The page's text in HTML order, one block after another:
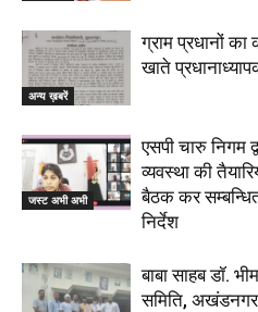
अन्य ख़बरें
ग्राम प्रधानों
खाते
जस्ट अभी अभी
एसपी चारु निगम
व्यवस्था की
बैठक कर
निर्देश
बाबा साहब डॉ.
समिति,